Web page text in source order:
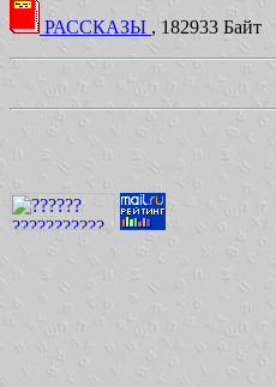
РАССКАЗЫ , 182933 Байт